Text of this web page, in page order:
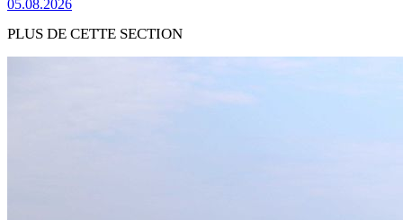
05.08.2026
PLUS DE CETTE SECTION